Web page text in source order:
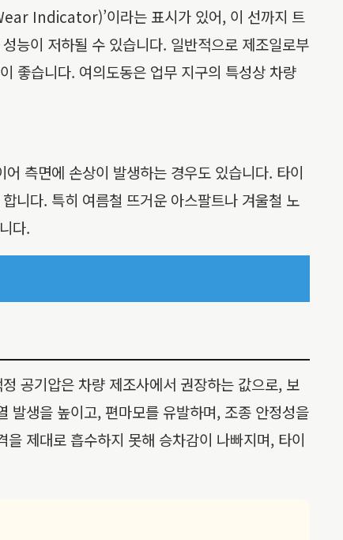
Indicator)’이라는 표시가 있어, 이 선까지 트
능이 저하될 수 있습니다. 일반적으로 제조일로부
좋습니다. 여의도동은 업무 지구의 특성상 차량
측면에 손상이 발생하는 경우도 있습니다. 타이
니다. 특히 여름철 뜨거운 아스팔트나 겨울철 노
다.
공기압은 차량 제조사에서 권장하는 값으로, 보
발생을 높이고, 편마모를 유발하며, 조종 안정성을
제대로 흡수하지 못해 승차감이 나빠지며, 타이